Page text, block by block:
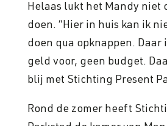
Helaas lukt het Mandy niet
doen. “Hier in huis kan ik
doen qua opknappen. Daar
geld voor, geen budget.
blij met Stichting Present
Rond de zomer heeft